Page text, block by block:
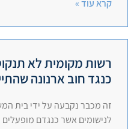
קרא עוד »
רשות מקומית לא
כנגד חוב ארנונה
זה מכבר נקבעה על ידי בית
לנישומים אשר כנגדם מופעלים